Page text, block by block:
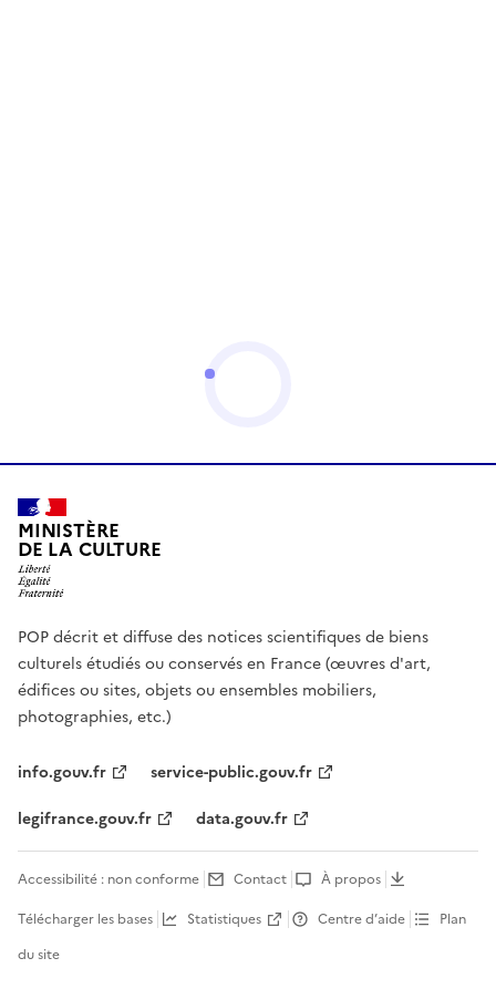
MINISTÈRE
DE LA CULTURE
POP décrit et diffuse des notices scientifiques de biens
culturels étudiés ou conservés en France (œuvres d'art,
édifices ou sites, objets ou ensembles mobiliers,
photographies, etc.)
info.gouv.fr
service-public.gouv.fr
legifrance.gouv.fr
data.gouv.fr
Accessibilité : non conforme Contact
À propos
Télécharger les bases
Statistiques Centre d’aide
Plan
du site